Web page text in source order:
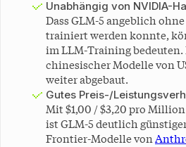
Unabhängig von NVIDIA-
Dass GLM-5 angeblich
trainiert werden konnte,
im LLM-Training
chinesischer Modelle von
weiter abgebaut.
Gutes Preis-/
Mit $1,00 / $3,20 pro
ist GLM-5 deutlich
Frontier-Modelle von